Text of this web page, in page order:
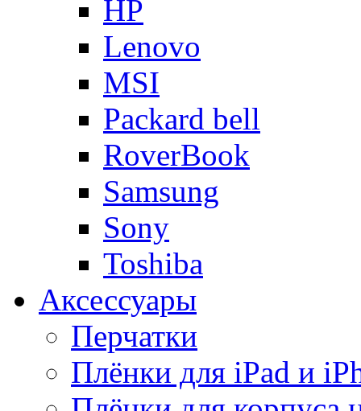
HP
Lenovo
MSI
Packard bell
RoverBook
Samsung
Sony
Toshiba
Аксессуары
Перчатки
Плёнки для iPad и